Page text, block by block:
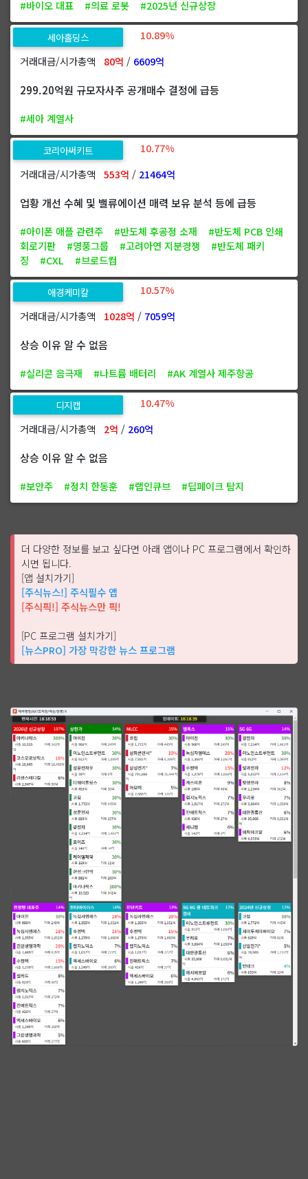
#바이오 대표 #의료 로봇 #2025년 신규상장
세아홀딩스
10.89%
거래대금/시가총액 80억 / 6609억
299.20억원 규모자사주 공개매수 결정에 급등
#세아 계열사
코리아써키트
10.77%
거래대금/시가총액 553억 / 21464억
업황 개선 수혜 및 밸류에이션 매력 보유 분석 등에 급등
#아이폰 애플 관련주 #반도체 후공정 소재
#반도체 PCB 인쇄
회로기판
#영풍그룹 #고려아연 지분경쟁
#반도체 패키
징
#CXL #브로드컴
애경케미칼
10.57%
거래대금/시가총액 1028억 / 7059억
상승 이유 알 수 없음
#실리콘 음극재 #나트륨 배터리 #AK 계열사 제주항공
디지캡
10.47%
거래대금/시가총액 2억 / 260억
상승 이유 알 수 없음
#보안주 #정치 한동훈 #랩인큐브 #딥페이크 탐지
더 다양한 정보를 보고 싶다면 아래 앱이나 PC 프로그램에서 확인하
시면 됩니다.
[앱 설치가기]
[주식뉴스!] 주식필수 앱
[주식픽!] 주식뉴스만 픽!
[PC 프로그램 설치가기]
[뉴스PRO] 가장 막강한 뉴스 프로그램